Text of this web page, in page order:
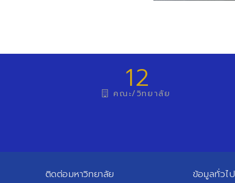
12
คณะ/วิทยาลัย
ติดต่อมหาวิทยาลัย ข้อมูลทั่วไป